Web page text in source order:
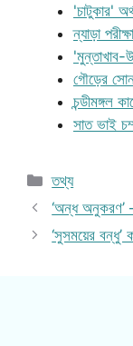
'চাটুকার'
ন্যাড়া
'মুন্তাখাব-
গৌড়ের
চন্ডীমঙ্গল
সাত ভাই
Categories
তথ্য
‘অন্ধ অনুকরণ’
‘সুসময়ের বন্ধু’